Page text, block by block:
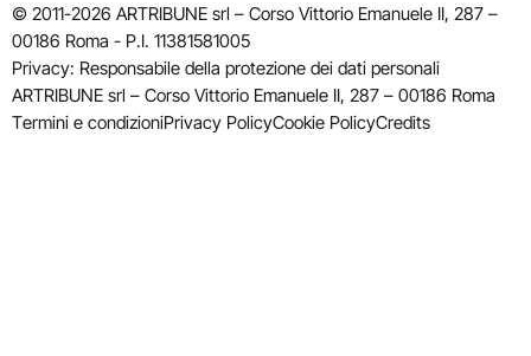
© 2011-2026 ARTRIBUNE srl – Corso Vittorio Emanuele II, 287 –
00186 Roma - P.I. 11381581005
Privacy: Responsabile della protezione dei dati personali
ARTRIBUNE srl – Corso Vittorio Emanuele II, 287 – 00186 Roma
Termini e condizioniPrivacy PolicyCookie PolicyCredits